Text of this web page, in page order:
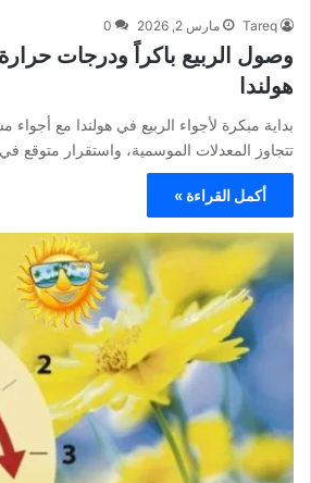
Tareq مارس 2, 2026 0
وصول الربيع باكراً ودرجات
هولندا
بداية مبكرة لأجواء الربيع في هولندا مع
تتجاوز المعدلات الموسمية، واستقرار متوقع
أكمل القراءة »